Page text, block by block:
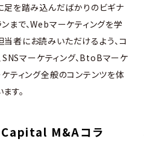
足を踏み込んだばかりのビギナ
まで、Webマーケティングを学
者にお読みいただけるよう、コ
SNSマーケティング、BtoBマーケ
ティング全般のコンテンツを体
す。
Capital M&Aコラ